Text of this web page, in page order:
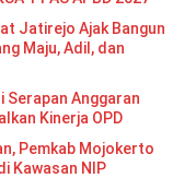
Jatirejo Ajak Bangun
Maju, Adil, dan
Serapan Anggaran
Kinerja OPD
Pemkab Mojokerto
Kawasan NIP